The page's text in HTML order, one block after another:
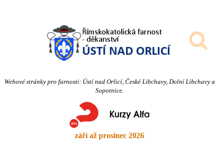
Webové stránky pro farnosti: Ústí nad Orlicí, České Libchavy, Dolní Libchavy a
Sopotnice.
září až prosinec 2026